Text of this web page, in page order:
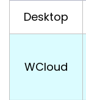
Desktop
WCloud